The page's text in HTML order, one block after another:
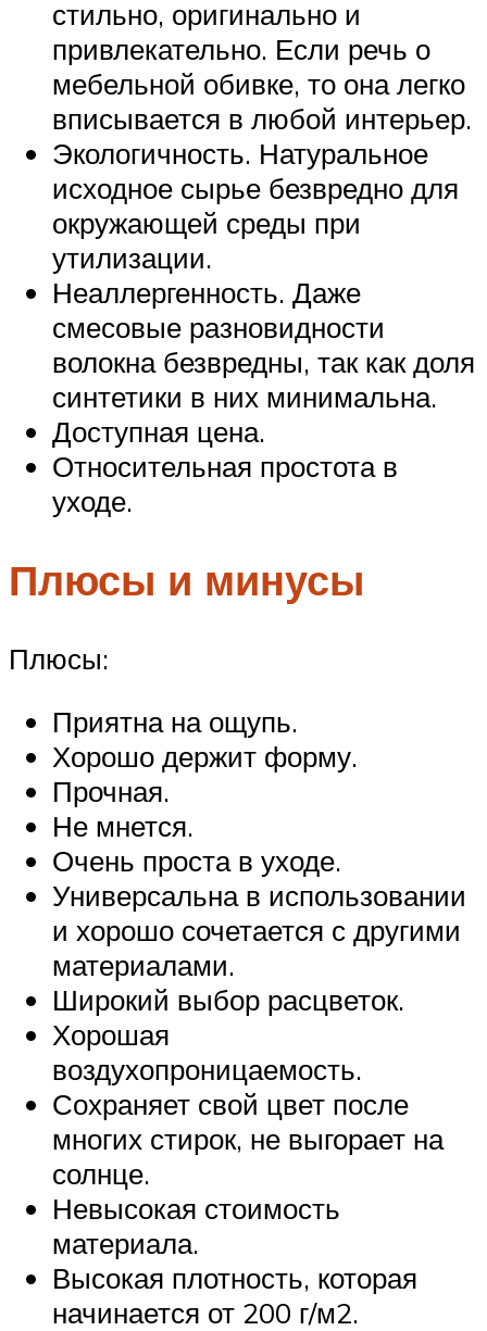
стильно, оригинально и
привлекательно. Если речь о
мебельной обивке, то она легко
вписывается в любой интерьер.
Экологичность. Натуральное
исходное сырье безвредно для
окружающей среды при
утилизации.
Неаллергенность. Даже
смесовые разновидности
волокна безвредны, так как доля
синтетики в них минимальна.
Доступная цена.
Относительная простота в
уходе.
Плюсы и минусы
Плюсы:
Приятна на ощупь.
Хорошо держит форму.
Прочная.
Не мнется.
Очень проста в уходе.
Универсальна в использовании
и хорошо сочетается с другими
материалами.
Широкий выбор расцветок.
Хорошая
воздухопроницаемость.
Сохраняет свой цвет после
многих стирок, не выгорает на
солнце.
Невысокая стоимость
материала.
Высокая плотность, которая
начинается от 200 г/м2.